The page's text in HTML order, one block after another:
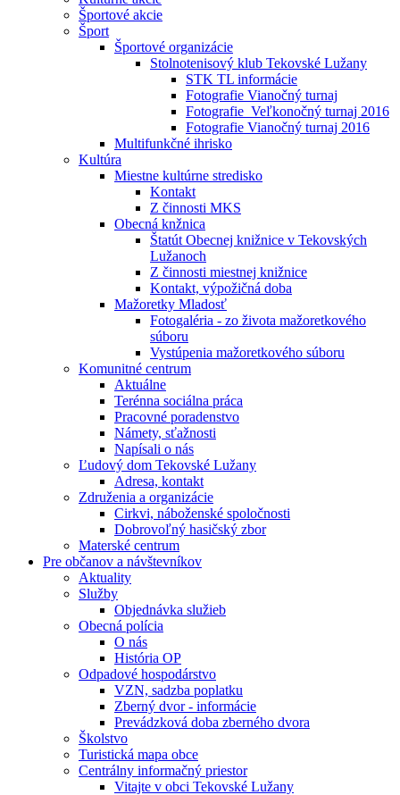
Športové akcie
Šport
Športové organizácie
Stolnotenisový klub Tekovské Lužany
STK TL informácie
Fotografie Vianočný turnaj
Fotografie_Veľkonočný turnaj 2016
Fotografie Vianočný turnaj 2016
Multifunkčné ihrisko
Kultúra
Miestne kultúrne stredisko
Kontakt
Z činnosti MKS
Obecná knžnica
Štatút Obecnej knižnice v Tekovských
Lužanoch
Z činnosti miestnej knižnice
Kontakt, výpožičná doba
Mažoretky Mladosť
Fotogaléria - zo života mažoretkového
súboru
Vystúpenia mažoretkového súboru
Komunitné centrum
Aktuálne
Terénna sociálna práca
Pracovné poradenstvo
Námety, sťažnosti
Napísali o nás
Ľudový dom Tekovské Lužany
Adresa, kontakt
Združenia a organizácie
Cirkvi, náboženské spoločnosti
Dobrovoľný hasičský zbor
Materské centrum
Pre občanov a návštevníkov
Aktuality
Služby
Objednávka služieb
Obecná polícia
O nás
História OP
Odpadové hospodárstvo
VZN, sadzba poplatku
Zberný dvor - informácie
Prevádzková doba zberného dvora
Školstvo
Turistická mapa obce
Centrálny informačný priestor
Vitajte v obci Tekovské Lužany